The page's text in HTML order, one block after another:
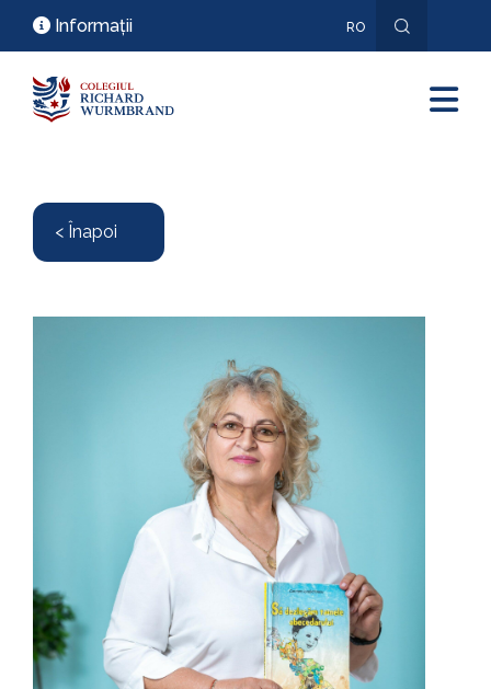
Informații RO
< Înapoi